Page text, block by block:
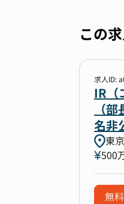
この
求人ID:
IR（
（
名非
東
500
無